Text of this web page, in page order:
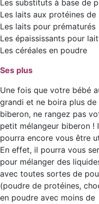
Les substituts à base de
Les laits aux protéines de
Les laits pour prématurés
Les épaississants pour
Les céréales en poudre
Ses plus
Une fois que votre bébé
grandi et ne boira plus de
biberon, ne rangez pas
petit mélangeur biberon !
pourra encore vous être
En effet, il pourra vous
pour mélanger des
avec toutes sortes de
(poudre de protéines,
en poudre avec moins de